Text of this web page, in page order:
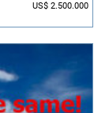
US$ 2.500.000